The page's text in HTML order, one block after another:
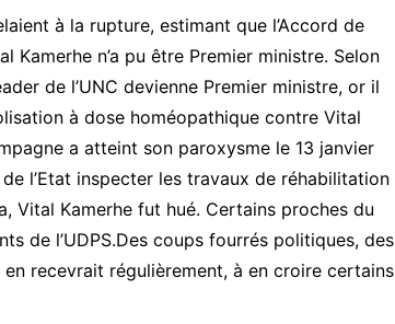
à la rupture, estimant que l’Accord de
Kamerhe n’a pu être Premier ministre. Selon
de l’UNC devienne Premier ministre, or il
à dose homéopathique contre Vital
a atteint son paroxysme le 13 janvier
l’Etat inspecter les travaux de réhabilitation
Vital Kamerhe fut hué. Certains proches du
de l’UDPS.Des coups fourrés politiques, des
recevrait régulièrement, à en croire certains